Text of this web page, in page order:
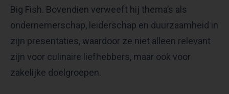
Big Fish. Bovendien verweeft hij thema’s als
ondernemerschap, leiderschap en duurzaamheid in
zijn presentaties, waardoor ze niet alleen relevant
zijn voor culinaire liefhebbers, maar ook voor
zakelijke doelgroepen.